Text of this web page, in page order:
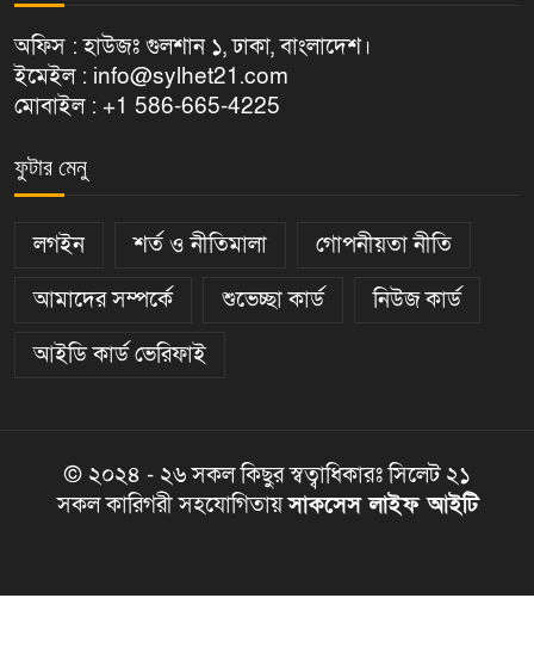
অফিস : হাউজঃ গুলশান ১, ঢাকা, বাংলাদেশ।
ইমেইল : info@sylhet21.com
মোবাইল : +1 586-665-4225
ফুটার মেনু
লগইন শর্ত ও নীতিমালা
গোপনীয়তা নীতি
আমাদের সম্পর্কে
শুভেচ্ছা কার্ড
নিউজ কার্ড
আইডি কার্ড ভেরিফাই
© ২০২৪ - ২৬ সকল কিছুর স্বত্বাধিকারঃ সিলেট ২১
সকল কারিগরী সহযোগিতায়সাকসেস লাইফ আইটি